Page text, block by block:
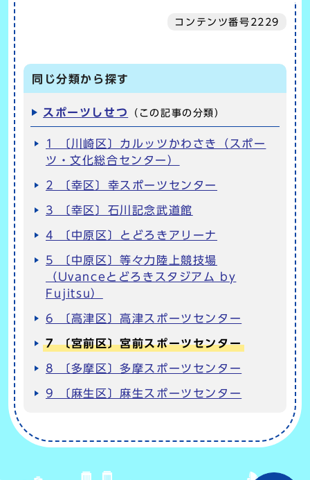
コンテンツ番号2229
同じ分類から探す
スポーツしせつ （この記事の分類）
1 〔川崎区〕カルッツかわさき（スポー
ツ・文化総合センター）
2 〔幸区〕幸スポーツセンター
3 〔幸区〕石川記念武道館
4 〔中原区〕とどろきアリーナ
5 〔中原区〕等々力陸上競技場
（Uvanceとどろきスタジアム by
Fujitsu）
6 〔高津区〕高津スポーツセンター
7 〔宮前区〕宮前スポーツセンター
8 〔多摩区〕多摩スポーツセンター
9 〔麻生区〕麻生スポーツセンター